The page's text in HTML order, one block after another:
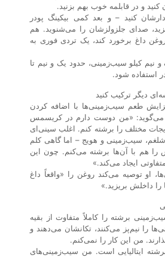
و در قابلمه خوب بهم بزنید.
کنید – و بعد کمی بیکینگ پودر
صدای جلزولزشان را می‌شنوید. هم
داغ برخورد کند، یک تردی فوری به
نیم کیلو سیب‌زمینی، حدود یک و نیم تا
استفاده شود.
دیگر ترکیب کنید
طعم سیب‌زمینی‌ها با اضافه کردن
می‌گوید: «من دوست دارم در کریسمس
مختلف را برشته کنم. اغلب سینی‌ای
شلغم، سیب‌زمینی و هویج – اما گاهی کلم
را هم با آن‌ها برشته می‌کنم. چون این
ایجاد می‌کند.»
او توصیه می‌کند روغن را «واقعاً داغ
را داخلش بریزید.»
برشته را کاملاً متفاوت از بقیه
را نیم‌پز می‌کنند، تکانشان می‌دهند و
من این کار را نمی‌کنم.
ایتالیایی است. من سیب‌زمینی‌های